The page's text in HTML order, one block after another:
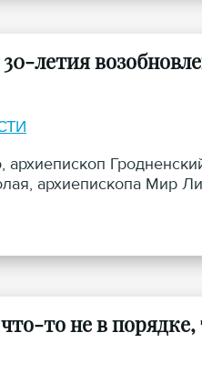
летия
архиепископа Мир
то не в порядке,